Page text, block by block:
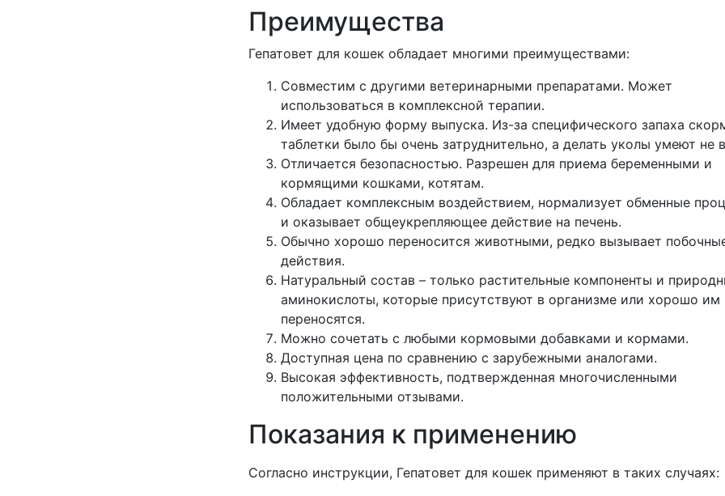
Преимущества
Гепатовет для кошек обладает многими преимуществами:
Совместим с другими ветеринарными препаратами. Может
использоваться в комплексной терапии.
Имеет удобную форму выпуска. Из-за специфического запаха
таблетки было бы очень затруднительно, а делать уколы умеют не
Отличается безопасностью. Разрешен для приема беременными и
кормящими кошками, котятам.
Обладает комплексным воздействием, нормализует обменные
и оказывает общеукрепляющее действие на печень.
Обычно хорошо переносится животными, редко вызывает
действия.
Натуральный состав – только растительные компоненты и
аминокислоты, которые присутствуют в организме или хорошо им
переносятся.
Можно сочетать с любыми кормовыми добавками и кормами.
Доступная цена по сравнению с зарубежными аналогами.
Высокая эффективность, подтвержденная многочисленными
положительными отзывами.
Показания к применению
Согласно инструкции, Гепатовет для кошек применяют в таких случаях: